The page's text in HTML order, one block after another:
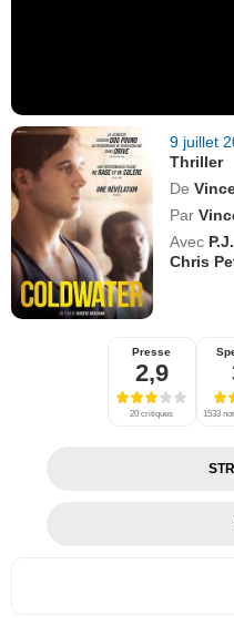
9 juillet
Thriller
De
Par
Avec
Chris
Presse
2,9
20 critiques 1533